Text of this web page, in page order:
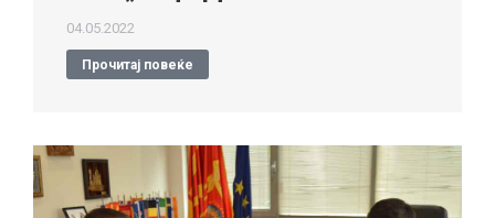
04.05.2022
Прочитај повеќе